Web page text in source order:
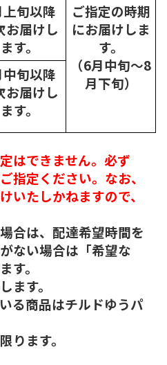
旬以降
お届けし
ます。
ご指定の時期
にお届けしま
す。
（6月中旬～8
月下旬）
旬以降
お届けし
ます。
はできません。必ず
指定ください。なお、
いたしかねますので、
合は、配達希望時間を
ない場合は「希望な
す。
ます。
る商品はチルドゆうパ
ります。